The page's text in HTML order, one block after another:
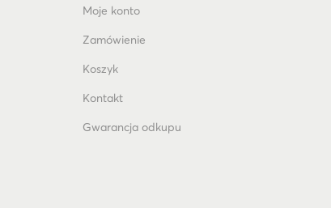
Moje konto
Zamówienie
Koszyk
Kontakt
Gwarancja odkupu